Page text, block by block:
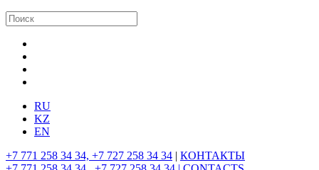
RU
KZ
EN
+7 771 258 34 34, +7 727 258 34 34 | КОНТАКТЫ